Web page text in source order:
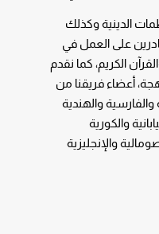
الدينية وكذلك
على العمل في
الكريم، كما نقدم
من 20 لغة ولهجة، أعضاء فريقنا من
والهندية
والكورية
والإنجليزية